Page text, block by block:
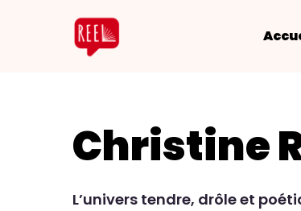
Christine
L’univers tendre, drôle et